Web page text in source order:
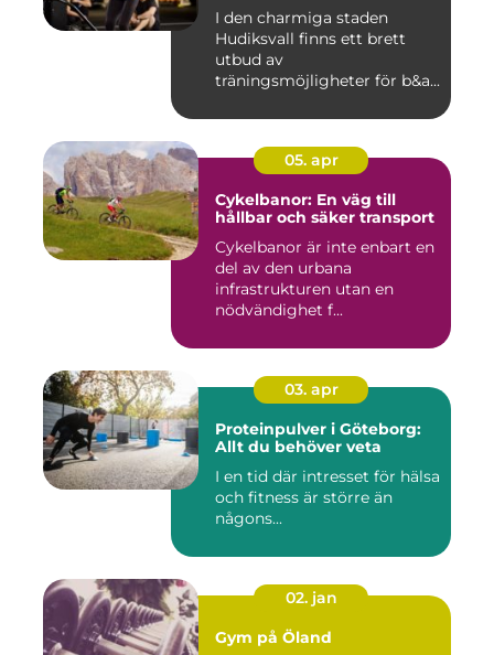
I den charmiga staden
Hudiksvall finns ett brett
utbud av
träningsmöjligheter för b&a...
05. apr
Cykelbanor: En väg till
hållbar och säker transport
Cykelbanor är inte enbart en
del av den urbana
infrastrukturen utan en
nödvändighet f...
03. apr
Proteinpulver i Göteborg:
Allt du behöver veta
I en tid där intresset för hälsa
och fitness är större än
någons...
02. jan
Gym på Öland